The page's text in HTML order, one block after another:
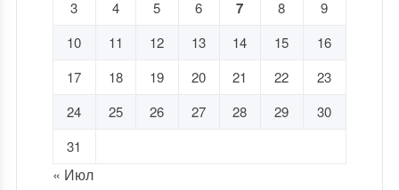
3
4 5 6 7 8
9
10
11 12 13 14 15
16
17
18 19 20 21 22
23
24
25 26 27 28 29
30
31
« Июл